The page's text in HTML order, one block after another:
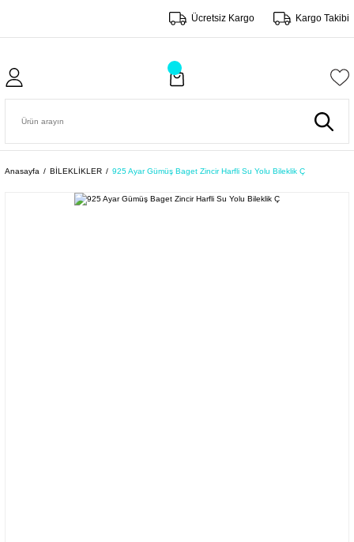
Ücretsiz Kargo Kargo Takibi
Anasayfa BİLEKLİKLER 925 Ayar Gümüş Baget Zincir Harfli Su Yolu Bileklik Ç